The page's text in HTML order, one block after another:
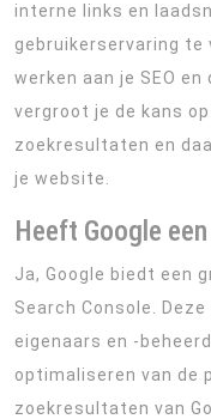
interne links en
gebruikerservaring
werken aan je SEO
vergroot je de kans
zoekresultaten en
je website.
Heeft Google
Ja, Google biedt een
Search Console.
eigenaars en -
optimaliseren van de
zoekresultaten van